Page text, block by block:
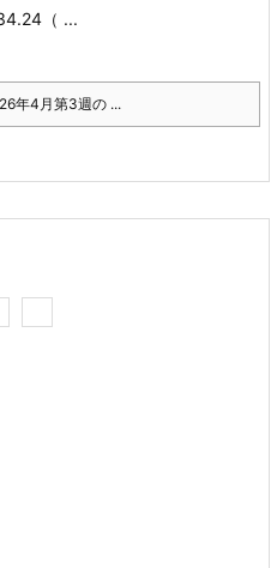
（ ...
年4月第3週の ...